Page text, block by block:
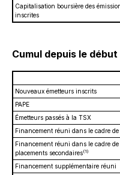
Capitalisation boursière des
inscrites
Cumul depuis le
Nouveaux émetteurs inscrits
PAPE
Émetteurs passés à la TSX
Financement réuni dans le cadre de
Financement réuni dans le cadre de
placements secondaires(1)
Financement supplémentaire réuni